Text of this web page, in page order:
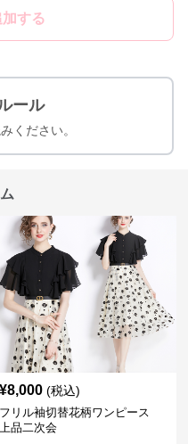
する
ール
ください。
¥8,000 (税込)
フリル袖切替花柄ワンピース
上品二次会